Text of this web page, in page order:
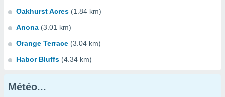
Oakhurst Acres (1.84 km)
Anona (3.01 km)
Orange Terrace (3.04 km)
Habor Bluffs (4.34 km)
Météo...